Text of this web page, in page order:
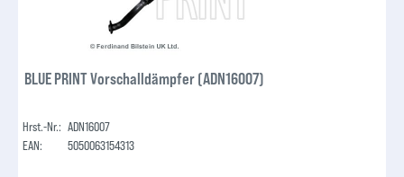
BLUE PRINT Vorschalldämpfer (ADN16007)
Hrst.-Nr.: ADN16007
EAN:
5050063154313